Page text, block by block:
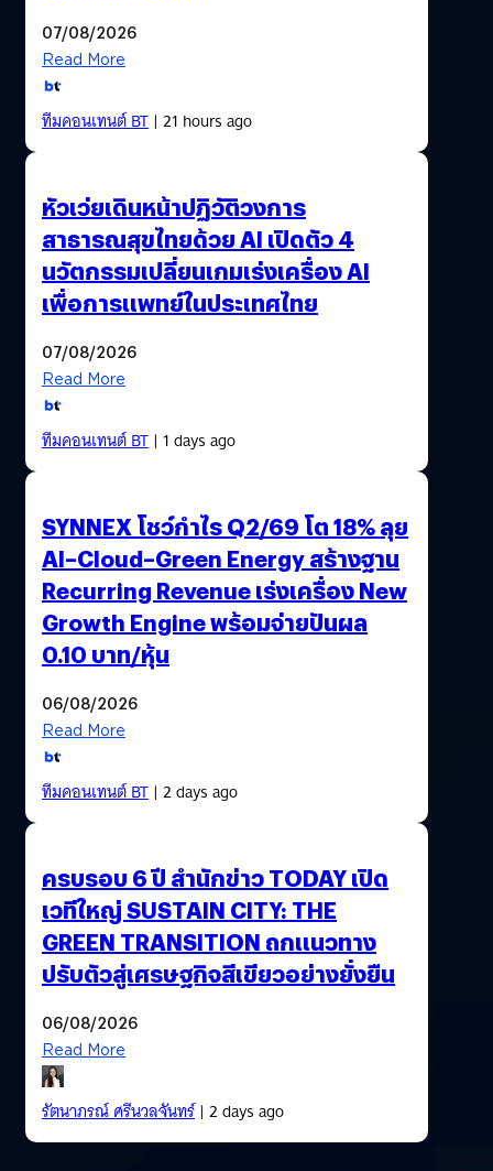
07/08/2026
Read More
ทีมคอนเทนต์ BT| 21 hours ago
หัวเว่ยเดินหน้าปฏิวัติวงการ
สาธารณสุขไทยด้วย AI เปิดตัว 4
นวัตกรรมเปลี่ยนเกมเร่งเครื่อง AI
เพื่อการแพทย์ในประเทศไทย
07/08/2026
Read More
ทีมคอนเทนต์ BT| 1 days ago
SYNNEX โชว์กำไร Q2/69 โต 18% ลุย
AI–Cloud–Green Energy สร้างฐาน
Recurring Revenue เร่งเครื่อง New
Growth Engine พร้อมจ่ายปันผล
0.10 บาท/หุ้น
06/08/2026
Read More
ทีมคอนเทนต์ BT| 2 days ago
ครบรอบ 6 ปี สำนักข่าว TODAY เปิด
เวทีใหญ่ SUSTAIN CITY: THE
GREEN TRANSITION ถกแนวทาง
ปรับตัวสู่เศรษฐกิจสีเขียวอย่างยั่งยืน
06/08/2026
Read More
รัตนาภรณ์ ศรีนวลจันทร์| 2 days ago